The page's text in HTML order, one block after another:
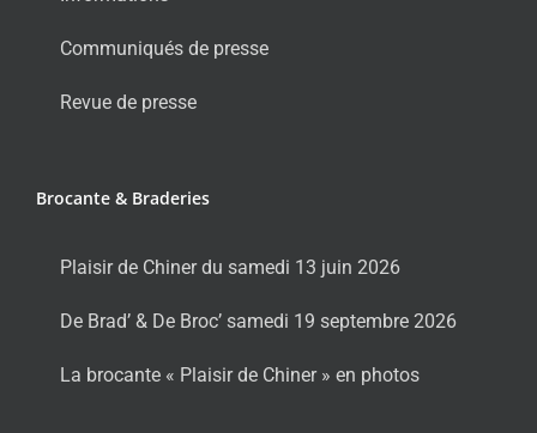
Communiqués de presse
Revue de presse
Brocante & Braderies
Plaisir de Chiner du samedi 13 juin 2026
De Brad’ & De Broc’ samedi 19 septembre 2026
La brocante « Plaisir de Chiner » en photos